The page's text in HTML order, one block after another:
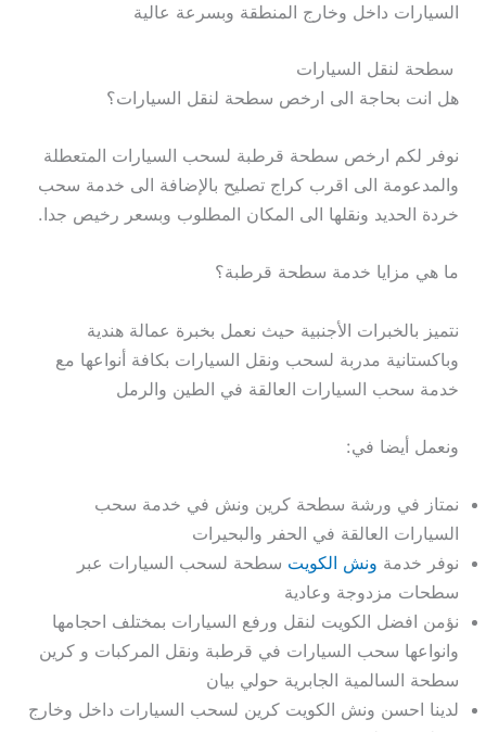
السيارات داخل وخارج المنطقة وبسرعة عالية
سطحة لنقل السيارات
هل انت بحاجة الى ارخص سطحة لنقل السيارات؟
نوفر لكم ارخص سطحة قرطبة لسحب السيارات المتعطلة
والمدعومة الى اقرب كراج تصليح بالإضافة الى خدمة سحب
خردة الحديد ونقلها الى المكان المطلوب وبسعر رخيص جدا.
ما هي مزايا خدمة سطحة قرطبة؟
نتميز بالخبرات الأجنبية حيث نعمل بخبرة عمالة هندية
وباكستانية مدربة لسحب ونقل السيارات بكافة أنواعها مع
خدمة سحب السيارات العالقة في الطين والرمل
ونعمل أيضا في:
نمتاز في ورشة سطحة كرين ونش في خدمة سحب
السيارات العالقة في الحفر والبحيرات
نوفر خدمة ونش الكويت سطحة لسحب السيارات عبر
سطحات مزدوجة وعادية
نؤمن افضل الكويت لنقل ورفع السيارات بمختلف احجامها
وانواعها سحب السيارات في قرطبة ونقل المركبات و كرين
سطحة السالمية الجابرية حولي بيان
لدينا احسن ونش الكويت كرين لسحب السيارات داخل وخارج